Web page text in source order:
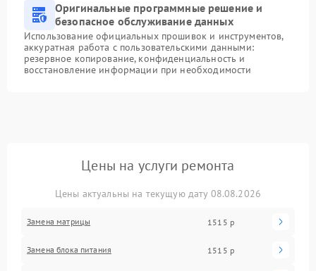
Оригинальные программные решение и
безопасное обслуживание данных
Использование официальных прошивок и инструментов,
аккуратная работа с пользовательскими данными:
резервное копирование, конфиденциальность и
восстановление информации при необходимости
Цены на услуги ремонта
Цены актуальны на текущую дату 08.08.2026
Замена матрицы 1515 р
Замена блока питания 1515 р